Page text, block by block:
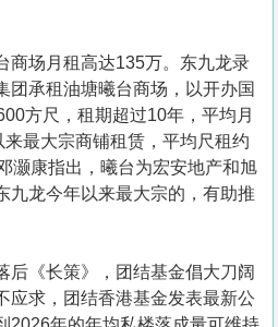
商场月租高达135万。东九龙录
团承租油塘曦台商场，以开办国
方尺，租期超过10年，平均月
最大宗商铺租赁，平均尺租约
灏康指出，曦台为宏安地产和旭
九龙今年以来最大宗的，有助推
后《长策》，团结基金倡大刀阔
应求，团结香港基金发表最新公